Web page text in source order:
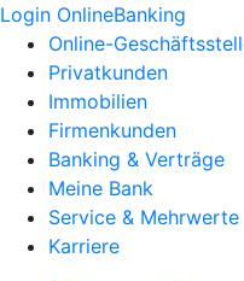
Login OnlineBanking
Online-
Privatkunden
Immobilien
Firmenkunden
Banking & Verträge
Meine Bank
Service & Mehrwerte
Karriere